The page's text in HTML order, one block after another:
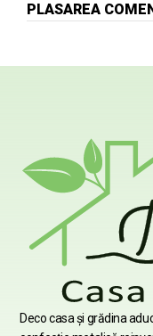
PLASAREA
Deco casa şi grădina